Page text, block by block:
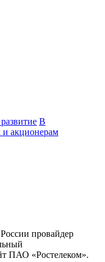
В
и акционерам
провайдер
ПАО «Ростелеком».